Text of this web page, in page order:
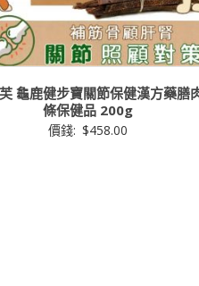
龜鹿健步寶關節保健漢方藥膳
條保健品 200g
價錢: $458.00